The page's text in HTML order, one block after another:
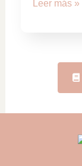
Leer más »